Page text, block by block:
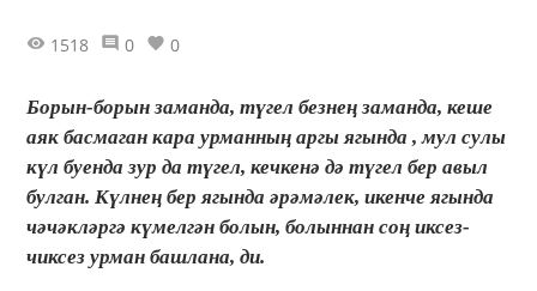
1518 0 0
Борын-борын заманда, түгел безнең заманда, кеше
аяк басмаган кара урманның аргы ягында , мул сулы
күл буенда зур да түгел, кечкенә дә түгел бер авыл
булган. Күлнең бер ягында әрәмәлек, икенче ягында
чәчәкләргә күмелгән болын, болыннан соң иксез-
чиксез урман башлана, ди.